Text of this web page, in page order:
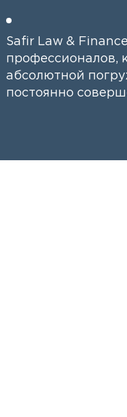
Safir Law &
профессионалов,
абсолютной
постоянно